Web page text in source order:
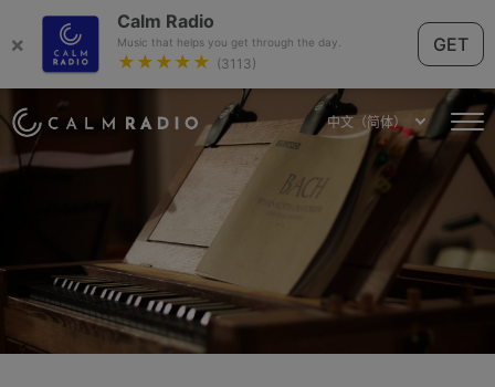
×
Calm Radio
Music that helps you get through the day.
★★★★★ (3113)
GET
中文（简体）